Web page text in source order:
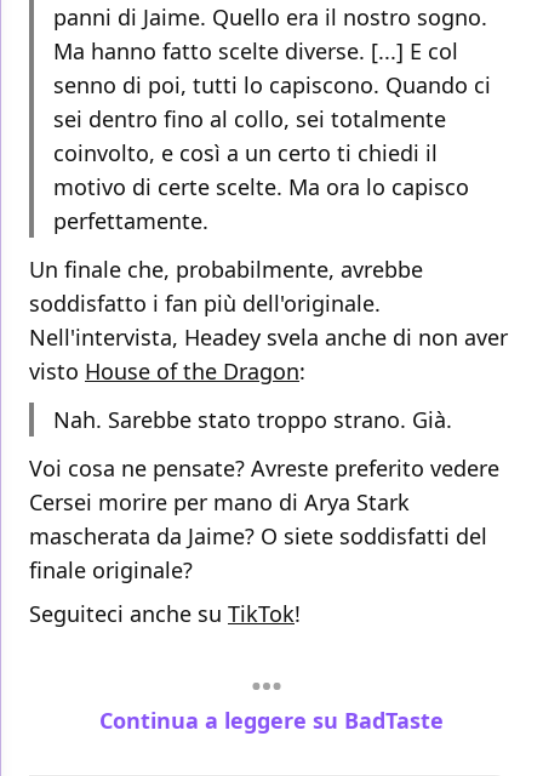
panni di Jaime. Quello era il nostro sogno.
Ma hanno fatto scelte diverse. [...] E col
senno di poi, tutti lo capiscono. Quando ci
sei dentro fino al collo, sei totalmente
coinvolto, e così a un certo ti chiedi il
motivo di certe scelte. Ma ora lo capisco
perfettamente.
Un finale che, probabilmente, avrebbe
soddisfatto i fan più dell'originale.
Nell'intervista, Headey svela anche di non aver
visto House of the Dragon:
Nah. Sarebbe stato troppo strano. Già.
Voi cosa ne pensate? Avreste preferito vedere
Cersei morire per mano di Arya Stark
mascherata da Jaime? O siete soddisfatti del
finale originale?
Seguiteci anche su TikTok!
Continua a leggere su BadTaste